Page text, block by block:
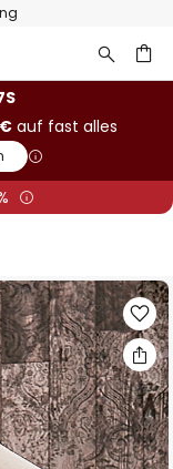
auf fast alles